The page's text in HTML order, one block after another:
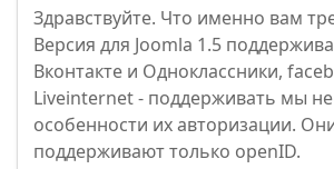
Здравствуйте. Что именно вам
Версия для Joomla 1.5
Вконтакте и Одноклассники,
Liveinternet - поддерживать мы
особенности их авторизации.
поддерживают только openID.